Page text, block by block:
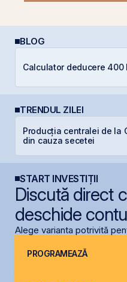
BLOG
Calculator deducere 400
TRENDUL ZILEI
Producția centralei de la
din cauza secetei
START INVESTIȚII
Discută direct
deschide
Alege varianta potrivită
PROGRAMEAZĂ